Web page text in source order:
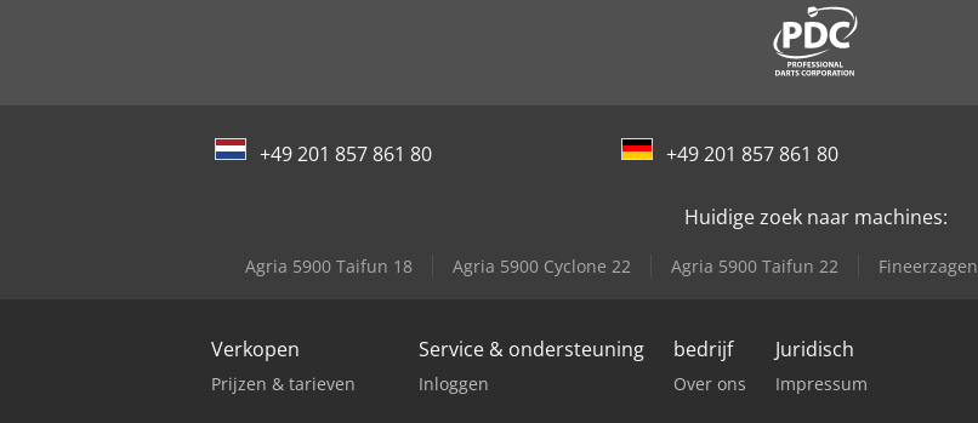
+49 201 857 861 80 +49 201 857 861 80
Huidige zoek naar machines:
Agria 5900 Taifun 18 Agria 5900 Cyclone 22 Agria 5900 Taifun 22 Fineerzagen
Verkopen
Prijzen & tarieven
Service & ondersteuning
Inloggen
bedrijf
Over ons
Juridisch
Impressum